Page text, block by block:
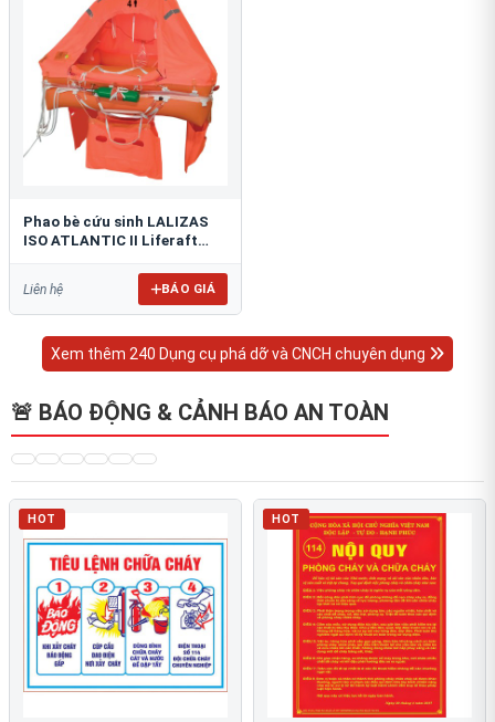
Phao bè cứu sinh LALIZAS
ISO ATLANTIC II Liferaft
Liên hệ BÁO GIÁ
Xem thêm 240 Dụng cụ phá dỡ và CNCH chuyên dụng
🚨 BÁO ĐỘNG & CẢNH BÁO AN TOÀN
HOT HOT